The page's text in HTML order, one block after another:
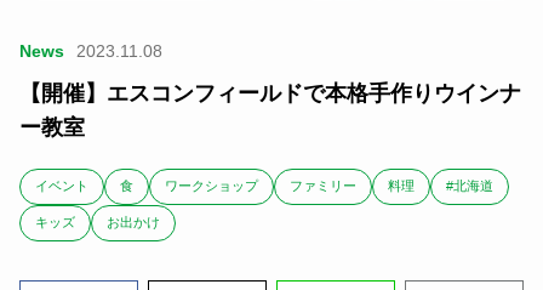
News 2023.11.08
【開催】エスコンフィールドで本格手作りウインナ
ー教室
イベント 食 ワークショップ ファミリー 料理 #北海道
キッズ お出かけ